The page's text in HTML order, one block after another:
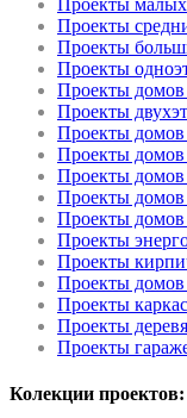
Проекты
Проекты
Проекты
Проекты домов
Проекты
Проекты домов
Проекты домов
Проекты домов
Проекты домов
Проекты
Проекты
Проекты
Проекты домов
Проекты
Проекты
Проекты
Колекции проектов: